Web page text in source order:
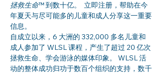
拯救生命™ 到数十亿。  立即注册，帮助在今
年夏天与尽可能多的儿童和成人分享这一重要
信息。
自成立以来，6 大洲的 332,000 多名儿童和
成人参加了 WLSL 课程，产生了超过 20 亿次
拯救生命、学会游泳的媒体印象。 WLSL 活
动的整体成功归功于数百个组织的支持，数千